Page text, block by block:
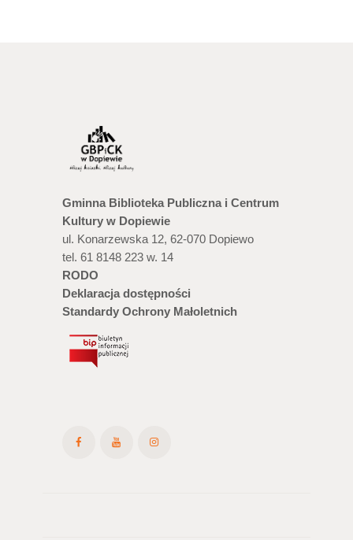
Gminna Biblioteka Publiczna i Centrum
Kultury w Dopiewie
ul. Konarzewska 12, 62-070 Dopiewo
tel. 61 8148 223 w. 14
RODO
Deklaracja dostępności
Standardy Ochrony Małoletnich